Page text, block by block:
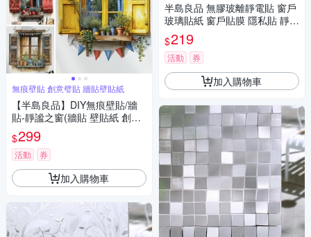
無痕壁貼 創意璧貼 牆貼壁貼紙
【半島良品】DIY無痕壁貼/牆
貼-靜謐之窗(牆貼 壁貼紙 創意
璧貼)
$299
活動 券
加入購物車
半島良品 無膠玻離靜電貼 窗戶
玻璃貼紙 窗戶貼膜 隱私貼 靜電
玻璃貼 45X200
$219
活動 券
加入購物車